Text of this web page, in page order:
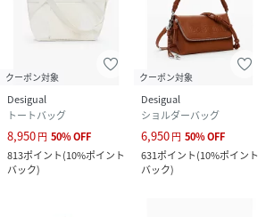
クーポン対象
Desigual
トートバッグ
8,950円 50%OFF
813ポイント(10%ポイント
バック)
クーポン対象
Desigual
ショルダーバッグ
6,950円 50%OFF
631ポイント(10%ポイント
バック)